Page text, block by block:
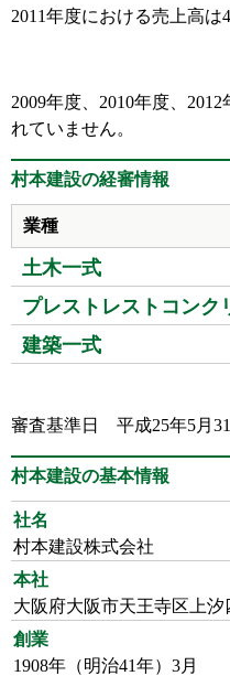
2011年度における売上高は
2009年度、2010年度、
れていません。
村本建設の経審情報
業種
土木一式
プレストレストコンク
建築一式
審査基準日 平成25年5月31
村本建設の基本情報
社名
村本建設株式会社
本社
大阪府大阪市天王寺区上汐
創業
1908年（明治41年）3月